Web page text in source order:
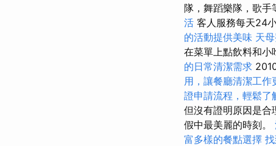
隊，舞蹈樂隊，歌手
活 客人服務每天24
的活動提供美味 天
在菜單上點飲料和小
的日常清潔需求
用，讓餐廳清潔工作
證申請流程，輕鬆了
但沒有證明原因是合
假中最美麗的時刻。
富多樣的餐點選擇